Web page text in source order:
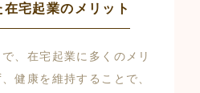
宅起業のメリット
、在宅起業に多くのメリ
健康を維持することで、